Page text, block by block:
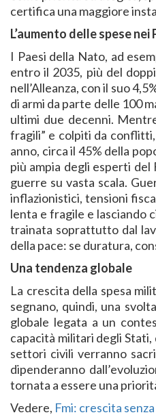
certifica una maggiore
L’aumento delle spese
I Paesi della Nato, ad
entro il 2035, più del
nell’Alleanza, con il suo
di armi da parte delle 100
ultimi due decenni.
fragili” e colpiti da
anno, circa il 45% della
più ampia degli esperti
guerre su vasta scala.
inflazionistici, tensioni
lenta e fragile e lasciando
trainata soprattutto dal
della pace: se duratura,
Una tendenza globale
La crescita della spesa
segnano, quindi, una
globale legata a un
capacità militari degli
settori civili verranno
dipenderanno
tornata a essere una
Vedere, Fmi: crescita